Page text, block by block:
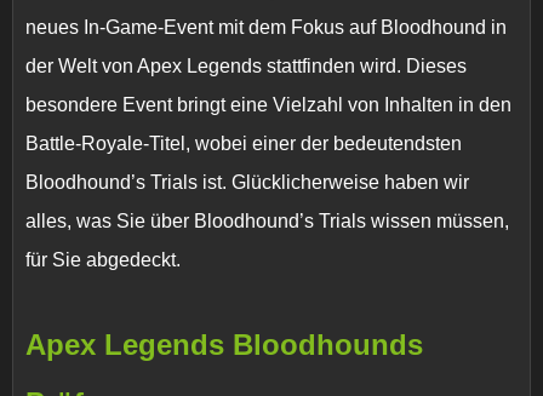
neues In-Game-Event mit dem Fokus auf Bloodhound in
der Welt von Apex Legends stattfinden wird. Dieses
besondere Event bringt eine Vielzahl von Inhalten in den
Battle-Royale-Titel, wobei einer der bedeutendsten
Bloodhound’s Trials ist. Glücklicherweise haben wir
alles, was Sie über Bloodhound’s Trials wissen müssen,
für Sie abgedeckt.
Apex Legends Bloodhounds